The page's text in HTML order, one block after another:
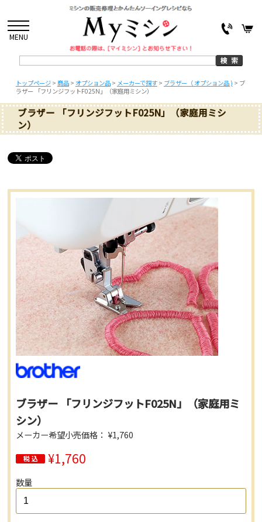
MENU
トップページ> 商品> オプション品> メーカーで探す> ブラザー（ オプション品 ) > ブ
ラザー 「フリンジフットF025N」（家庭用ミシン）
ブラザー 「フリンジフットF025N」（家庭用ミシ
ン）
ブラザー 「フリンジフットF025N」（家庭用ミ
シン）
メーカー希望小売価格： ¥1,760
¥1,760
数量